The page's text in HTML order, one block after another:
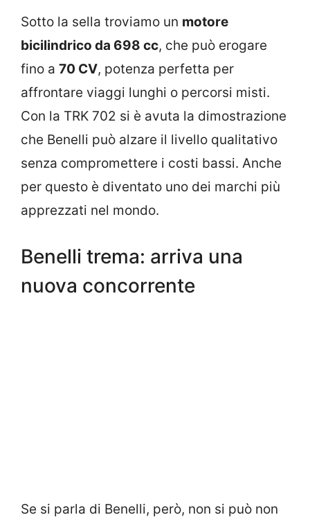
Sotto la sella troviamo un motore
bicilindrico da 698 cc, che può erogare
fino a 70 CV, potenza perfetta per
affrontare viaggi lunghi o percorsi misti.
Con la TRK 702 si è avuta la dimostrazione
che Benelli può alzare il livello qualitativo
senza compromettere i costi bassi. Anche
per questo è diventato uno dei marchi più
apprezzati nel mondo.
Benelli trema: arriva una
nuova concorrente
Se si parla di Benelli, però, non si può non